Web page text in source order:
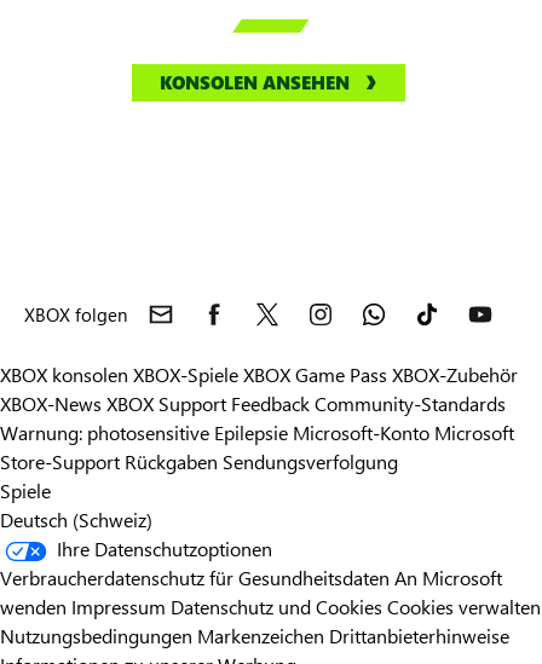

KONSOLEN ANSEHEN
XBOX folgen
XBOX konsolen XBOX-SpieleXBOX Game Pass XBOX-Zubehör
XBOX-News XBOX Support FeedbackCommunity-Standards
Warnung: photosensitive Epilepsie Microsoft-Konto Microsoft
Store-Support Rückgaben Sendungsverfolgung
Spiele
Deutsch (Schweiz)
Ihre Datenschutzoptionen
Verbraucherdatenschutz für Gesundheitsdaten An Microsoft
wenden Impressum Datenschutz und Cookies Cookies verwalten
Nutzungsbedingungen Markenzeichen Drittanbieterhinweise